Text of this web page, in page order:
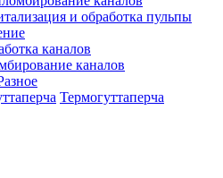
и обработка пульпы
каналов
каналов
Термогуттаперча